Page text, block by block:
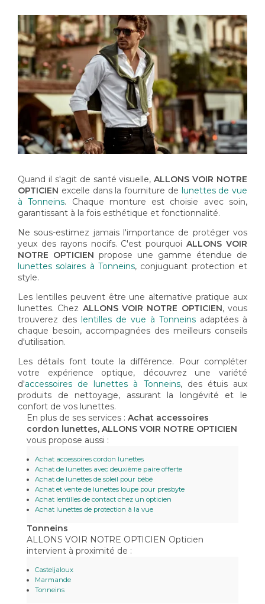
Quand il s'agit de santé visuelle,ALLONS VOIR NOTRE
OPTICIEN excelle dans la fourniture de lunettes de vue
à Tonneins. Chaque monture est choisie avec soin,
garantissant à la fois esthétique et fonctionnalité.
Ne sous-estimez jamais l'importance de protéger vos
yeux des rayons nocifs. C'est pourquoiALLONS VOIR
NOTRE OPTICIEN propose une gamme étendue de
lunettes solaires à Tonneins, conjuguant protection et
style.
Les lentilles peuvent être une alternative pratique aux
lunettes. Chez ALLONS VOIR NOTRE OPTICIEN, vous
trouverez des lentilles de vue à Tonneins adaptées à
chaque besoin, accompagnées des meilleurs conseils
d'utilisation.
Les détails font toute la différence. Pour compléter
votre expérience optique, découvrez une variété
d'accessoires de lunettes à Tonneins, des étuis aux
produits de nettoyage, assurant la longévité et le
confort de vos lunettes.
En plus de ses services : Achat accessoires
cordon lunettes, ALLONS VOIR NOTRE OPTICIEN
vous propose aussi :
Achat accessoires cordon lunettes
Achat de lunettes avec deuxième paire offerte
Achat de lunettes de soleil pour bébé
Achat et vente de lunettes loupe pour presbyte
Achat lentilles de contact chez un opticien
Achat lunettes de protection à la vue
Tonneins
ALLONS VOIR NOTRE OPTICIEN Opticien
intervient à proximité de :
Casteljaloux
Marmande
Tonneins